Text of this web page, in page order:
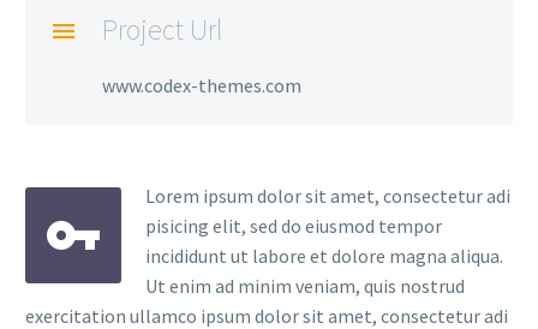
Project Url
www.codex-themes.com
Lorem ipsum dolor sit amet, consectetur adi
pisicing elit, sed do eiusmod tempor
incididunt ut labore et dolore magna aliqua.
Ut enim ad minim veniam, quis nostrud
exercitation ullamco ipsum dolor sit amet, consectetur adi